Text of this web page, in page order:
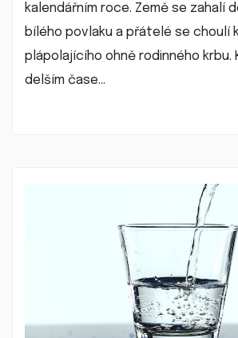
kalendářním roce. Země se zahalí
bílého povlaku a přátelé se choulí
plápolajícího ohně rodinného krbu.
delším čase…